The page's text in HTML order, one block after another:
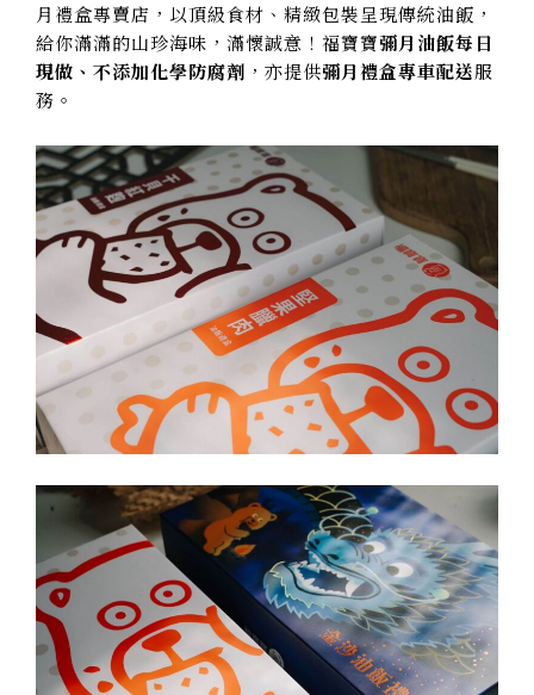
月禮盒專賣店，以頂級食材、精緻包裝呈現傳統油飯，
給你滿滿的山珍海味，滿懷誠意！ 福寶寶彌月油飯每日
現做、不添加化學防腐劑 ，亦提供彌月禮盒專車配送服
務。